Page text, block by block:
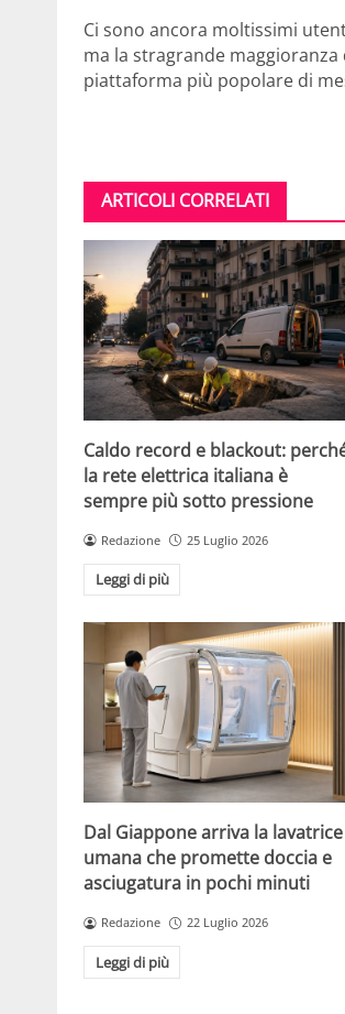
Ci sono ancora moltissimi
ma la stragrande
piattaforma più popolare di
ARTICOLI CORRELATI
Caldo record e blackout:
la rete elettrica italiana è
sempre più sotto pressione
Redazione 25 Luglio 2026
Leggi di più
Dal Giappone arriva la lavatrice
umana che promette doccia e
asciugatura in pochi minuti
Redazione 22 Luglio 2026
Leggi di più